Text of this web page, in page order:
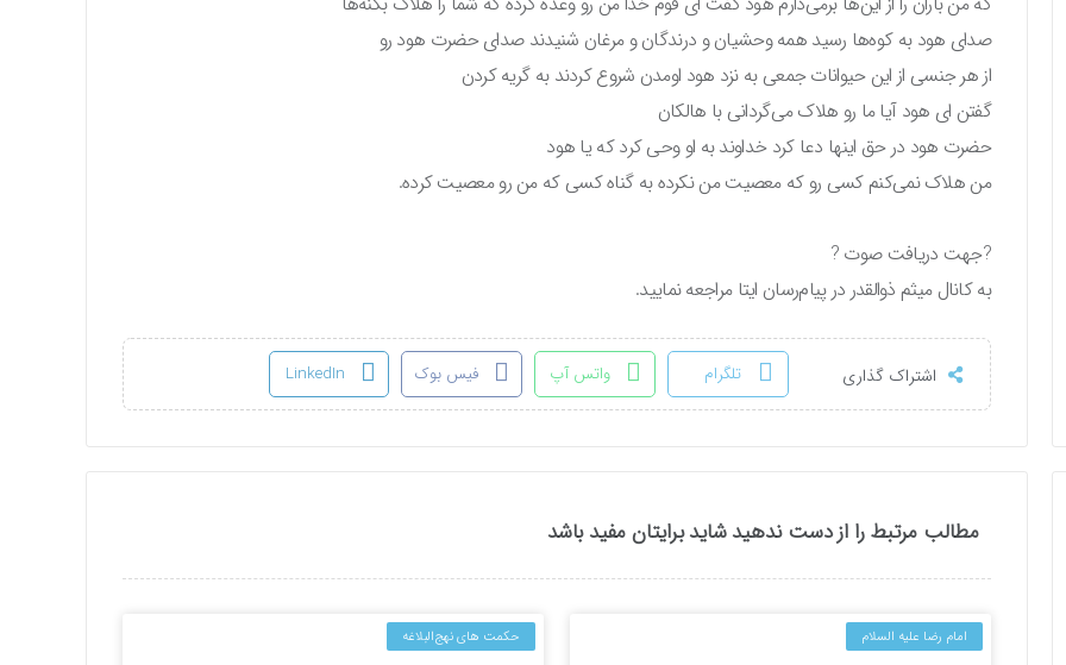
صدای هود به کوه‌ها رسید همه وحشیان و درندگان و مرغان شنیدند صدای حضرت هود رو
از هر جنسی از این حیوانات جمعی به نزد هود اومدن شروع کردند به گریه کردن
گفتن ای هود آیا ما رو هلاک می‌گردانی با هالکان
حضرت هود در حق اینها دعا کرد خداوند به او وحی کرد که یا هود
من هلاک نمی‌کنم کسی رو که معصیت من نکرده به گناه کسی که من رو معصیت کرده.
?جهت دریافت صوت ?
به کانال میثم ذوالقدر در پیام‌رسان ایتا مراجعه نمایید.
اشتراک گذاری تلگرام واتس آپ فیس بوک LinkedIn
مطالب مرتبط را از دست ندهید شاید برایتان مفید باشد
امام رضا علیه السلام حکمت های نهج‌البلاغه